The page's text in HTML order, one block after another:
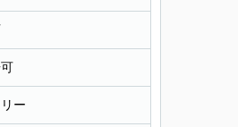
ー